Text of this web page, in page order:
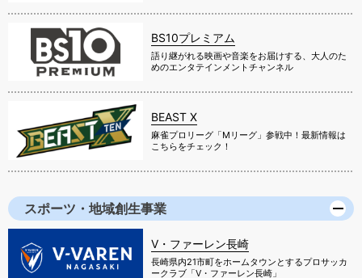
BS10プレミアム
語り継がれる映画や音楽をお届けする、大人のた
めのエンタテインメントチャンネル
BEAST X
麻雀プロリーグ「Mリーグ」参戦中！最新情報は
こちらをチェック！
スポーツ・地域創生事業
V・ファーレン長崎
長崎県内21市町をホームタウンとするプロサッカ
ークラブ「V・ファーレン長崎」